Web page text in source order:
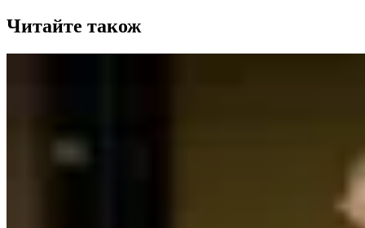
Читайте також